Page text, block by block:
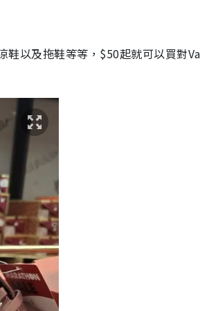
以及拖鞋等等，$50起就可以買對